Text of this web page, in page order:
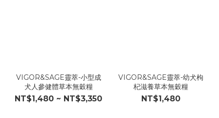
VIGOR&SAGE靈萃-小型成
犬人參健體草本無穀糧
NT$1,480 ~ NT$3,350
VIGOR&SAGE靈萃-幼犬枸
杞滋養草本無穀糧
NT$1,480